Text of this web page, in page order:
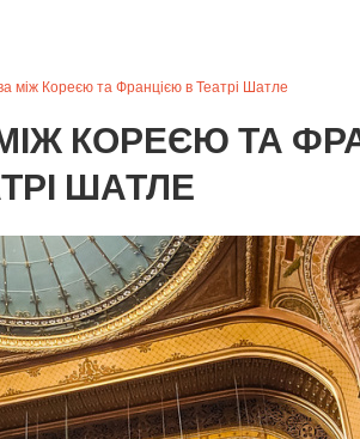
між Кореєю та Францією в Театрі Шатле
КОРЕЄЮ ТА
ШАТЛЕ